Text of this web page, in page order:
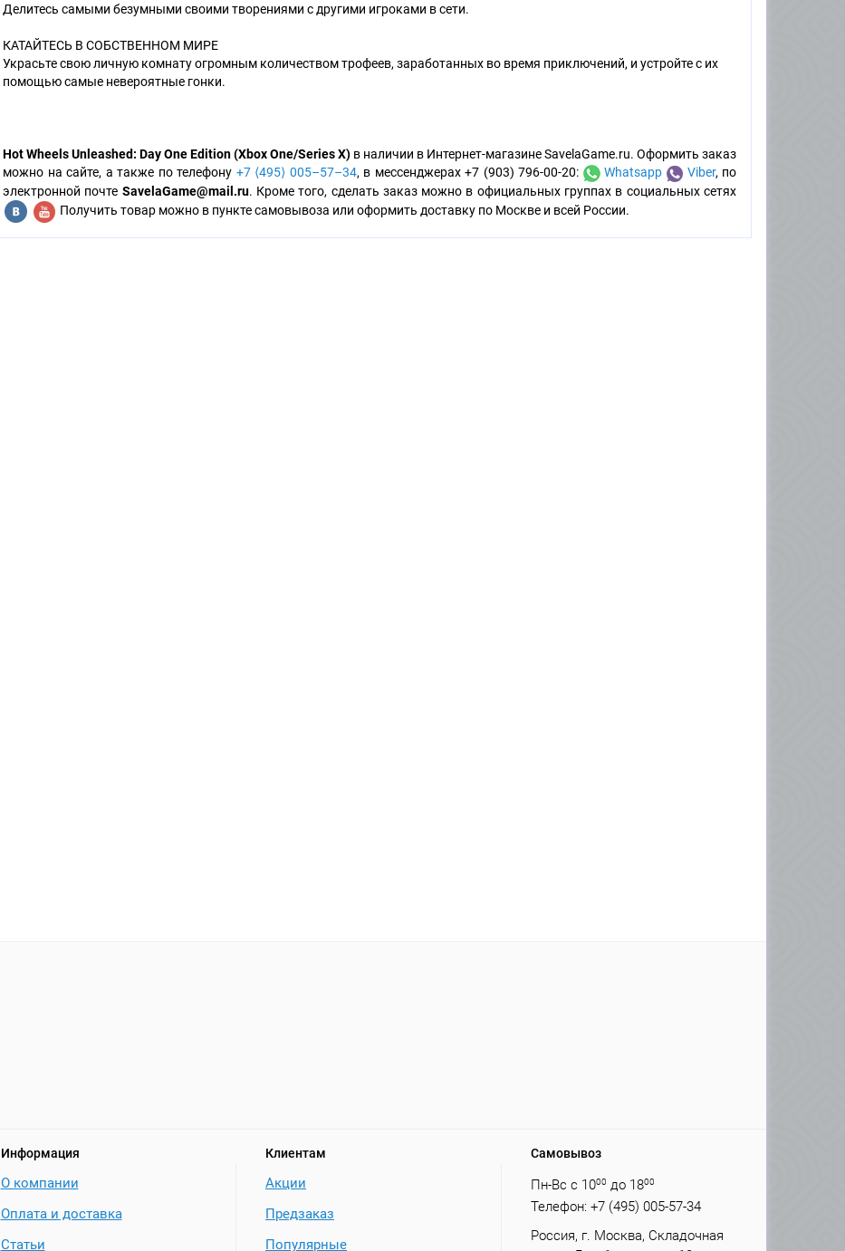
Делитесь самыми безумными своими творениями с другими игроками в сети.
КАТАЙТЕСЬ В СОБСТВЕННОМ МИРЕ
Украсьте свою личную комнату огромным количеством трофеев, заработанных во время приключений, и устройте с их
помощью самые невероятные гонки.
Hot Wheels Unleashed: Day One Edition (Xbox One/Series X) в наличии в Интернет-магазине SavelaGame.ru. Оформить заказ
можно на сайте, а также по телефону +7 ⟨495⟩ 005–57–34, в мессенджерах +7 (903) 796-00-20: Whatsapp Viber, по
электронной почте SavelaGame@mail.ru. Кроме того, сделать заказ можно в официальных группах в социальных сетях
Получить товар можно в пункте самовывоза или оформить доставку по Москве и всей России.
Информация
О компании
Оплата и доставка
Статьи
Клиентам
Акции
Предзаказ
Популярные
Самовывоз
Пн-Вс с 1000 до 1800
Телефон: +7 (495) 005-57-34
Россия, г. Москва, Складочная